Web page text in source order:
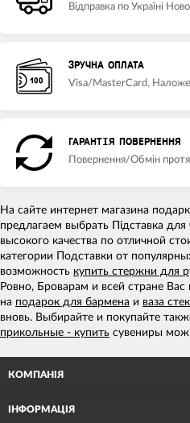
Відправка по Україні
ЗРУЧНА ОПЛАТА
Visa/MasterCard,
ГАРАНТІЯ ПОВЕРНЕННЯ
Повернення/Обмін
На сайте интернет магазина
предлагаем выбрать Підставка
высокого качества по отличной
категории Подставки от
возможность купить стержни для
Ровно, Броварам и всей стране Вас
на подарок для бармена и ваза
вновь. Выбирайте и покупайте
прикольные - купить сувениры
КОМПАНІЯ
ІНФОРМАЦІЯ